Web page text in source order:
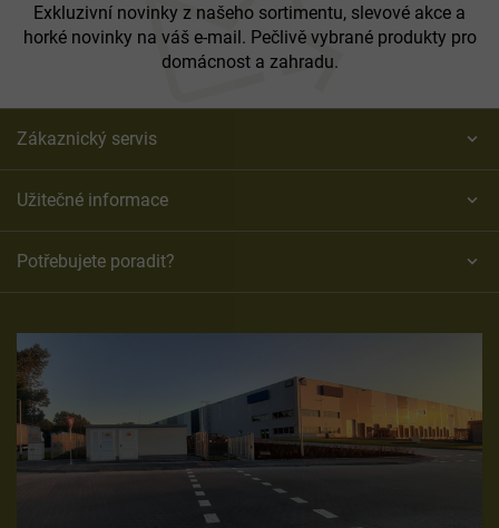
Exkluzivní novinky z našeho sortimentu, slevové akce a
horké novinky na váš e-mail. Pečlivě vybrané produkty pro
domácnost a zahradu.
Zákaznický servis
Užitečné informace
Potřebujete poradit?